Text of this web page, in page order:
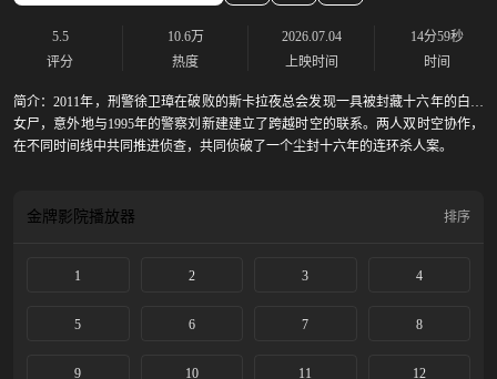
5.5
评分
10.6万
热度
2026.07.04
上映时间
14分59秒
时间
简介：2011年，刑警徐卫璋在破败的斯卡拉夜总会发现一具被封藏十六年的白骨
女尸，意外地与1995年的警察刘新建建立了跨越时空的联系。两人双时空协作，
在不同时间线中共同推进侦查，共同侦破了一个尘封十六年的连环杀人案。
金牌影院播放器 排序
1 2 3 4
5 6 7 8
9 10 11 12